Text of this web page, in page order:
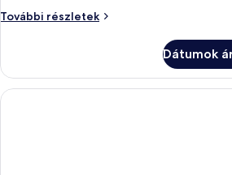
További részletek
Deluxe
(nagyméretű)
franciaágy
további
Dátumok